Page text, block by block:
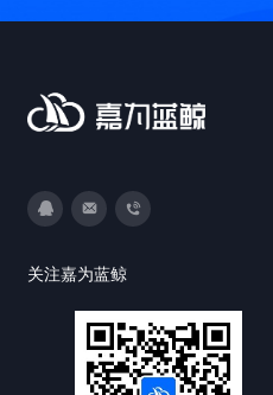
关注嘉为蓝鲸